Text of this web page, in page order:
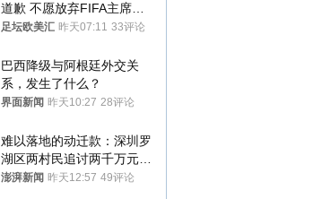
道歉 不愿放弃FIFA主席职
位
足坛欧美汇 昨天07:11 33评论
巴西降级与阿根廷外交关
系，发生了什么？
界面新闻 昨天10:27 28评论
难以落地的动迁款：深圳罗
湖区两村民追讨两千万元动
迁款八年未果
澎湃新闻 昨天12:57 49评论